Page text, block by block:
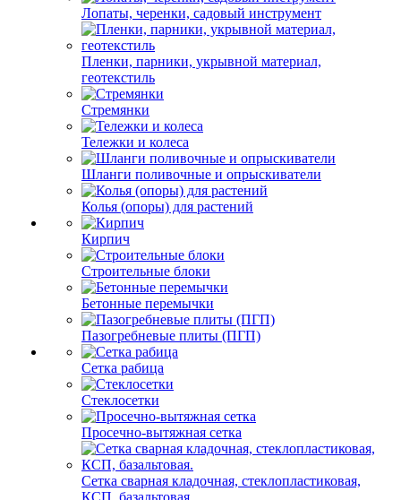
Лопаты, черенки, садовый инструмент
Пленки, парники, укрывной материал,
геотекстиль
Стремянки
Тележки и колеса
Шланги поливочные и опрыскиватели
Колья (опоры) для растений
Кирпич
Строительные блоки
Бетонные перемычки
Пазогребневые плиты (ПГП)
Сетка рабица
Стеклосетки
Просечно-вытяжная сетка
Сетка сварная кладочная, стеклопластиковая,
КСП, базальтовая.